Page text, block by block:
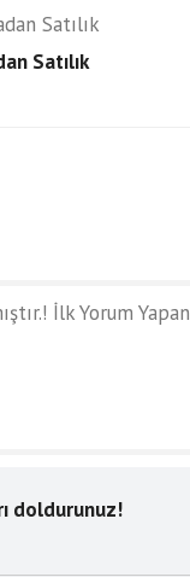
Satılık
İlk Yorum
doldurunuz!